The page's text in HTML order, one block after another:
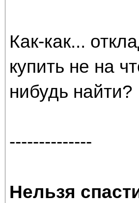
Как-как...
купить не на
нибудь найти?
--------------
Нельзя